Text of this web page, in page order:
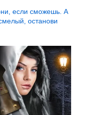
если сможешь. А
останови